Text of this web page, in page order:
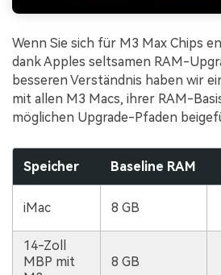
Wenn Sie sich für M3 Max Chips
dank Apples seltsamen RAM-
besseren Verständnis haben wir
mit allen M3 Macs, ihrer RAM-
möglichen Upgrade-Pfaden
Speicher Baseline RAM
iMac 8 GB
14-Zoll
MBP mit
8 GB